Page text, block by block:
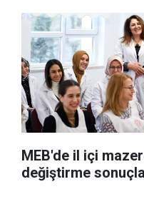
MEB'de il içi
değiştirme